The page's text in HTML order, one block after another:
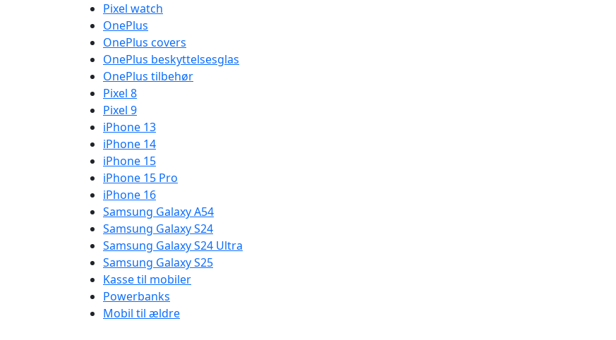
Pixel watch
OnePlus
OnePlus covers
OnePlus beskyttelsesglas
OnePlus tilbehør
Pixel 8
Pixel 9
iPhone 13
iPhone 14
iPhone 15
iPhone 15 Pro
iPhone 16
Samsung Galaxy A54
Samsung Galaxy S24
Samsung Galaxy S24 Ultra
Samsung Galaxy S25
Kasse til mobiler
Powerbanks
Mobil til ældre